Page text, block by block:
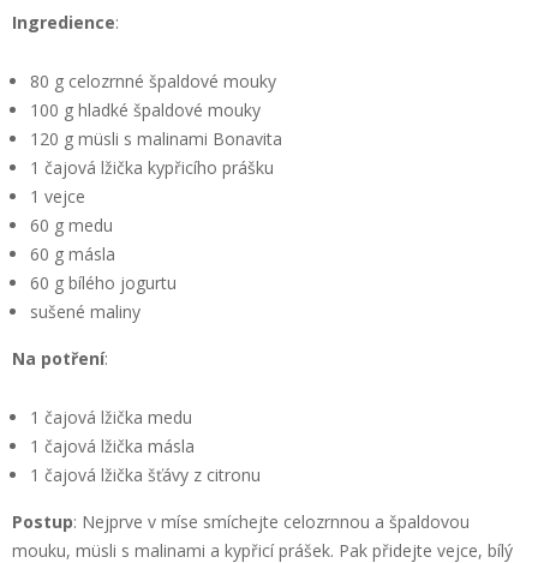
Ingredience:
80 g celozrnné špaldové mouky
100 g hladké špaldové mouky
120 g müsli s malinami Bonavita
1 čajová lžička kypřicího prášku
1 vejce
60 g medu
60 g másla
60 g bílého jogurtu
sušené maliny
Na potření:
1 čajová lžička medu
1 čajová lžička másla
1 čajová lžička šťávy z citronu
Postup: Nejprve v míse smíchejte celozrnnou a špaldovou
mouku, müsli s malinami a kypřicí prášek. Pak přidejte vejce, bílý